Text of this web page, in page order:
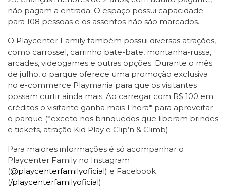
não pagam a entrada. O espaço possui capacidade
para 108 pessoas e os assentos não são marcados.
O Playcenter Family também possui diversas atrações,
como carrossel, carrinho bate-bate, montanha-russa,
arcades, videogames e outras opções. Durante o mês
de julho, o parque oferece uma promoção exclusiva
no e-commerce Playmania para que os visitantes
possam curtir ainda mais. Ao carregar com R$ 100 em
créditos o visitante ganha mais 1 hora* para aproveitar
o parque (*exceto nos brinquedos que liberam brindes
e tickets, atração Kid Play e Clip’n & Climb).
Para maiores informações é só acompanhar o
Playcenter Family no Instagram
(@playcenterfamilyoficial) e Facebook
(/playcenterfamilyoficial).